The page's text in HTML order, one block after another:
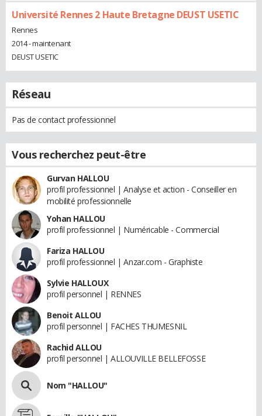
Université Rennes 2 Haute Bretagne DEUST USETIC
Rennes
2014 - maintenant
DEUST USETIC
Réseau
Pas de contact professionnel
Vous recherchez peut-être
Gurvan HALLOU
profil professionnel | Analyse et action - Conseiller en
mobilité professionnelle
Yohan HALLOU
profil professionnel | Numéricable - Commercial
Fariza HALLOU
profil professionnel | Anzar.com - Graphiste
Sylvie HALLOUX
profil personnel | RENNES
Benoit ALLOU
profil personnel | FACHES THUMESNIL
Rachid ALLOU
profil personnel | ALLOUVILLE BELLEFOSSE
Nom "HALLOU"